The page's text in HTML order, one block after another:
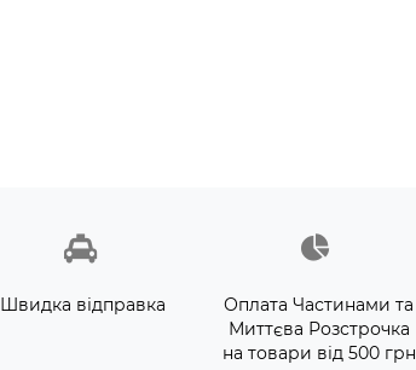
Швидка відправка
Оплата Частинами та
Миттєва Розстрочка
на товари від 500 грн